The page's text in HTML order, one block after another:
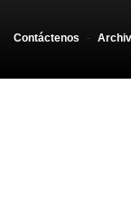
Contáctenos -